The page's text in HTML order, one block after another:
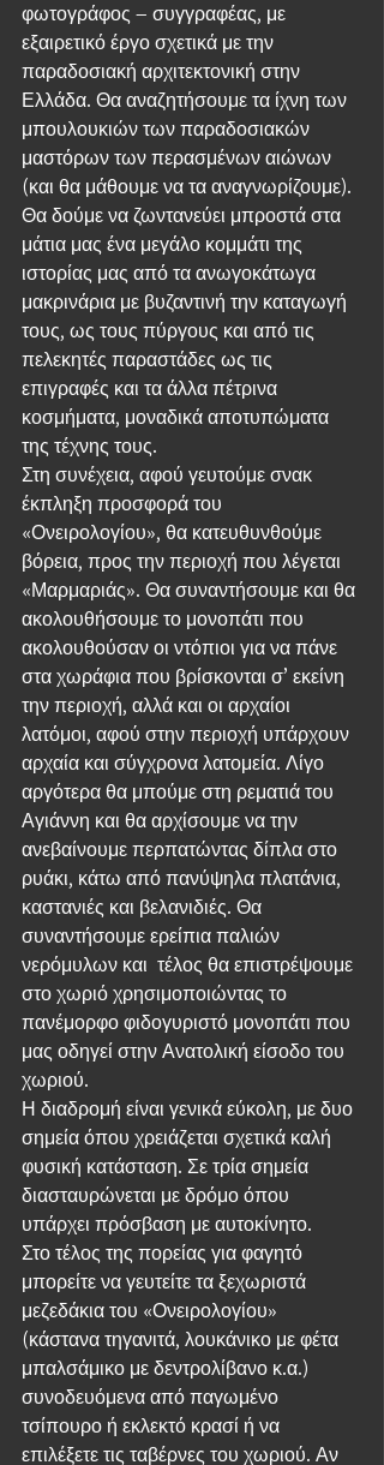
φωτογράφος – συγγραφέας, με
εξαιρετικό έργο σχετικά με την
παραδοσιακή αρχιτεκτονική στην
Ελλάδα. Θα αναζητήσουμε τα ίχνη των
μπουλουκιών των παραδοσιακών
μαστόρων των περασμένων αιώνων
(και θα μάθουμε να τα αναγνωρίζουμε).
Θα δούμε να ζωντανεύει μπροστά στα
μάτια μας ένα μεγάλο κομμάτι της
ιστορίας μας από τα ανωγοκάτωγα
μακρινάρια με βυζαντινή την καταγωγή
τους, ως τους πύργους και από τις
πελεκητές παραστάδες ως τις
επιγραφές και τα άλλα πέτρινα
κοσμήματα, μοναδικά αποτυπώματα
της τέχνης τους.
Στη συνέχεια, αφού γευτούμε σνακ
έκπληξη προσφορά του
«Ονειρολογίου», θα κατευθυνθούμε
βόρεια, προς την περιοχή που λέγεται
«Μαρμαριάς». Θα συναντήσουμε και θα
ακολουθήσουμε το μονοπάτι που
ακολουθούσαν οι ντόπιοι για να πάνε
στα χωράφια που βρίσκονται σ’ εκείνη
την περιοχή, αλλά και οι αρχαίοι
λατόμοι, αφού στην περιοχή υπάρχουν
αρχαία και σύγχρονα λατομεία. Λίγο
αργότερα θα μπούμε στη ρεματιά του
Αγιάννη και θα αρχίσουμε να την
ανεβαίνουμε περπατώντας δίπλα στο
ρυάκι, κάτω από πανύψηλα πλατάνια,
καστανιές και βελανιδιές. Θα
συναντήσουμε ερείπια παλιών
νερόμυλων και  τέλος θα επιστρέψουμε
στο χωριό χρησιμοποιώντας το
πανέμορφο φιδογυριστό μονοπάτι που
μας οδηγεί στην Ανατολική είσοδο του
χωριού.
Η διαδρομή είναι γενικά εύκολη, με δυο
σημεία όπου χρειάζεται σχετικά καλή
φυσική κατάσταση. Σε τρία σημεία
διασταυρώνεται με δρόμο όπου
υπάρχει πρόσβαση με αυτοκίνητο.
Στο τέλος της πορείας για φαγητό
μπορείτε να γευτείτε τα ξεχωριστά
μεζεδάκια του «Ονειρολογίου»
(κάστανα τηγανιτά, λουκάνικο με φέτα
μπαλσάμικο με δεντρολίβανο κ.α.)
συνοδευόμενα από παγωμένο
τσίπουρο ή εκλεκτό κρασί ή να
επιλέξετε τις ταβέρνες του χωριού. Αν